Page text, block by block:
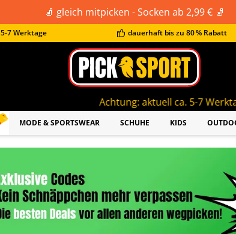
🧦 gleich mitpicken - Socken ab 2,99 € 🧦
7 Werktage dauerhaft bis zu 80 % Rabatt
Achtung: aktuell ca. 5-7 Werktage Lieferzeit!
MODE & SPORTSWEAR SCHUHE KIDS